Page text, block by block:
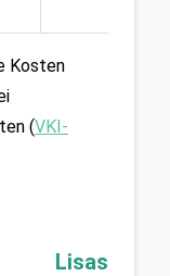
Kosten
(VKI-
Lisas